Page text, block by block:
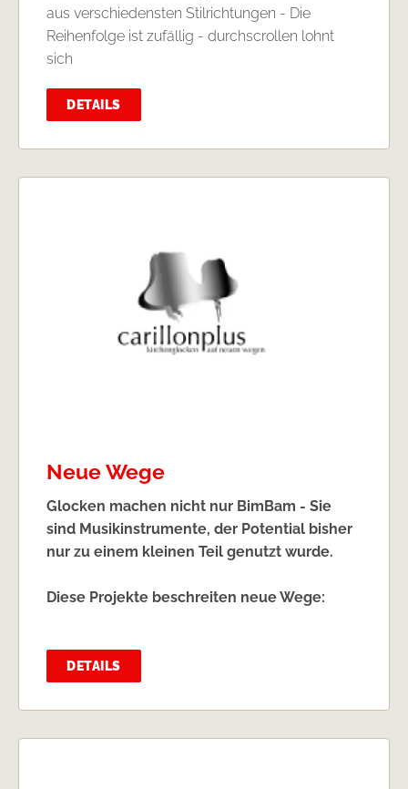
aus verschiedensten Stilrichtungen - Die
Reihenfolge ist zufällig - durchscrollen lohnt
sich
DETAILS
Neue Wege
Glocken machen nicht nur BimBam - Sie
sind Musikinstrumente, der Potential bisher
nur zu einem kleinen Teil genutzt wurde.
Diese Projekte beschreiten neue Wege:
DETAILS